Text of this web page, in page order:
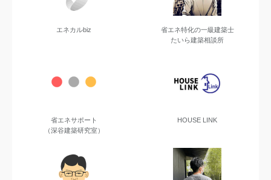
エネカルbiz
省エネ特化の一級建築士
たいら建築相談所
省エネサポート
（深谷建築研究室）
HOUSE LINK